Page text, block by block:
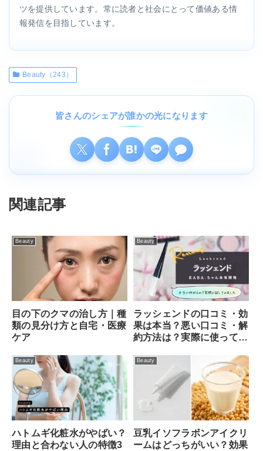
ツを提供しています。常に読者と社会にとって価値ある情
報発信を目指しています。
Beauty（243）
皆さんのシェアが誰かの光になります
関連記事
Beauty
目の下のクマの治し方｜種
類の見分け方と自宅・医療
ケア
Beauty
ラッシェンドの口コミ・効
果は本当？悪い口コミ・解
約方法は？実際に使ってみ
Beauty
ハトムギ化粧水がやばい？
理由と合わない人の特徴3
Beauty
豆乳イソフラボンアイクリ
ームはどっちがいい？効果